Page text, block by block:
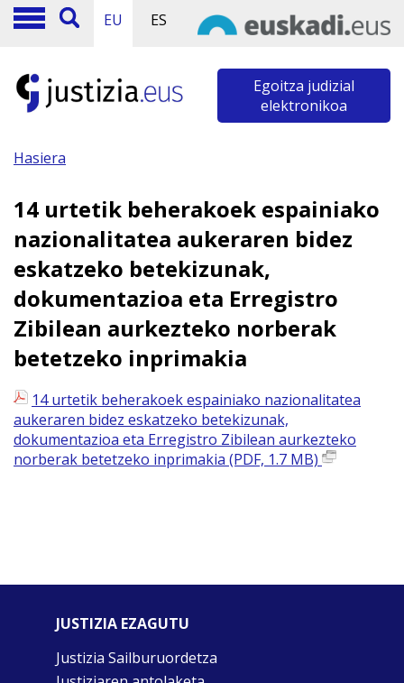
EU ES
Egoitza judizial
elektronikoa
Hasiera
14 urtetik beherakoek espainiako
nazionalitatea aukeraren bidez
eskatzeko betekizunak,
dokumentazioa eta Erregistro
Zibilean aurkezteko norberak
betetzeko inprimakia
14 urtetik beherakoek espainiako nazionalitatea
aukeraren bidez eskatzeko betekizunak,
dokumentazioa eta Erregistro Zibilean aurkezteko
norberak betetzeko inprimakia (PDF, 1.7 MB)
JUSTIZIA EZAGUTU
Justizia Sailburuordetza